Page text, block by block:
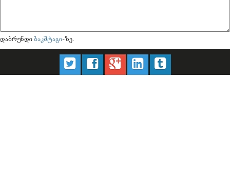
დაბრუნდი ბაკშტაგი-ზე.